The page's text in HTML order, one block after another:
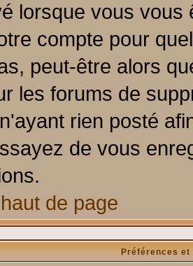
lorsque vous
compte pour
peut-être alors
les forums de
rien posté
de vous
de page
Préférences